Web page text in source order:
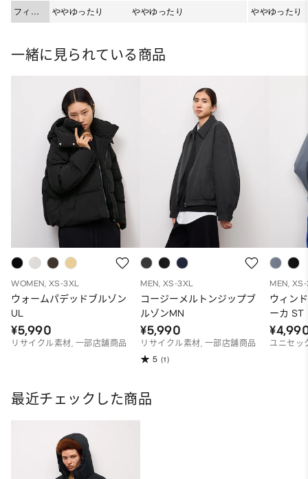
フィッ
ト
ややゆったり ややゆったり ややゆったり
一緒に見られている商品
WOMEN, XS-3XL
ウォームパデッドブルゾン
UL
¥5,990
リサイクル素材, 一部店舗商品
MEN, XS-3XL
コージーメルトンジップブ
ルゾンMN
¥5,990
リサイクル素材, 一部店舗商品
5 (1)
MEN,
ウィン
ーカ ST
ィット）
ユニセッ
最近チェックした商品